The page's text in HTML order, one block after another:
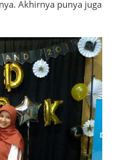
Akhirnya punya juga